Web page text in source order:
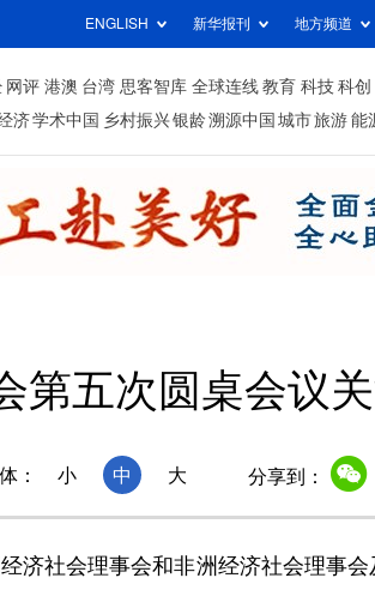
ENGLISH 新华报刊 地方频道
网评 港澳 台湾 思客智库 全球连线 教育 科技 科创
济学术中国 乡村振兴银龄溯源中国 城市旅游 能
第五次圆桌会议
： 小 中 大 分享到：
社会理事会和非洲经济社会理事会